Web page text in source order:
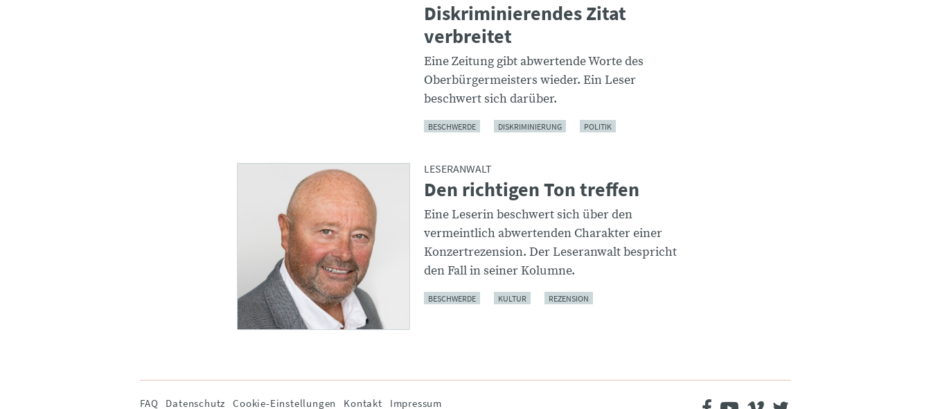
Diskriminierendes Zitat
verbreitet
Eine Zeitung gibt abwertende Worte des
Oberbürgermeisters wieder. Ein Leser
beschwert sich darüber.
BESCHWERDE DISKRIMINIERUNG POLITIK
LESERANWALT
Den richtigen Ton treffen
Eine Leserin beschwert sich über den
vermeintlich abwertenden Charakter einer
Konzertrezension. Der Leseranwalt bespricht
den Fall in seiner Kolumne.
BESCHWERDE KULTUR REZENSION
Navigation
FAQ Datenschutz Cookie-Einstellungen Kontakt Impressum